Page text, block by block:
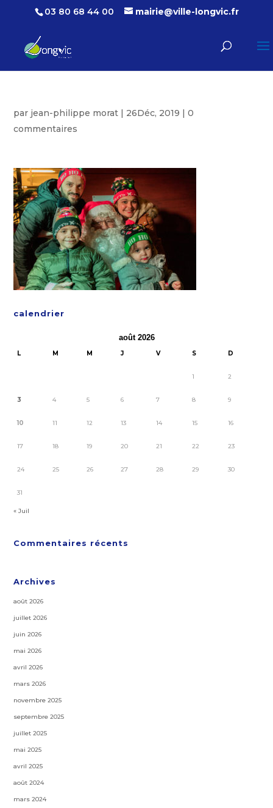
03 80 68 44 00 mairie@ville-longvic.fr
par jean-philippe morat | 26Déc, 2019 |0
commentaires
calendrier
août 2026
L M M J V S D
1 2
3 4 5 6 7 8 9
10 11 12 13 14 15 16
17 18 19 20 21 22 23
24 25 26 27 28 29 30
31
« Juil
Commentaires récents
Archives
août 2026
juillet 2026
juin 2026
mai 2026
avril 2026
mars 2026
novembre 2025
septembre 2025
juillet 2025
mai 2025
avril 2025
août 2024
mars 2024